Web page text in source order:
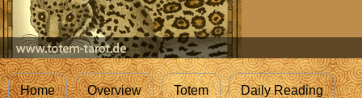
Home Overview Totem Daily Reading